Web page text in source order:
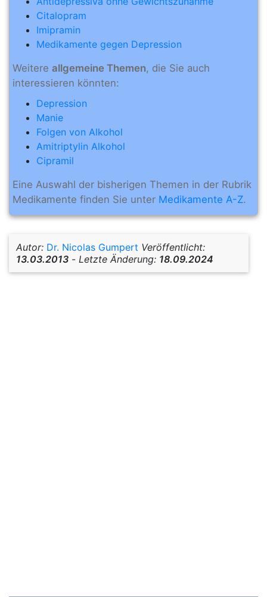
Citalopram
Imipramin
Medikamente gegen Depression
Weitere allgemeine Themen, die Sie auch
interessieren könnten:
Depression
Manie
Folgen von Alkohol
Amitriptylin Alkohol
Cipramil
Eine Auswahl der bisherigen Themen in der Rubrik
Medikamente finden Sie unter Medikamente A-Z.
Autor: Dr. Nicolas Gumpert Veröffentlicht:
13.03.2013 - Letzte Änderung: 18.09.2024